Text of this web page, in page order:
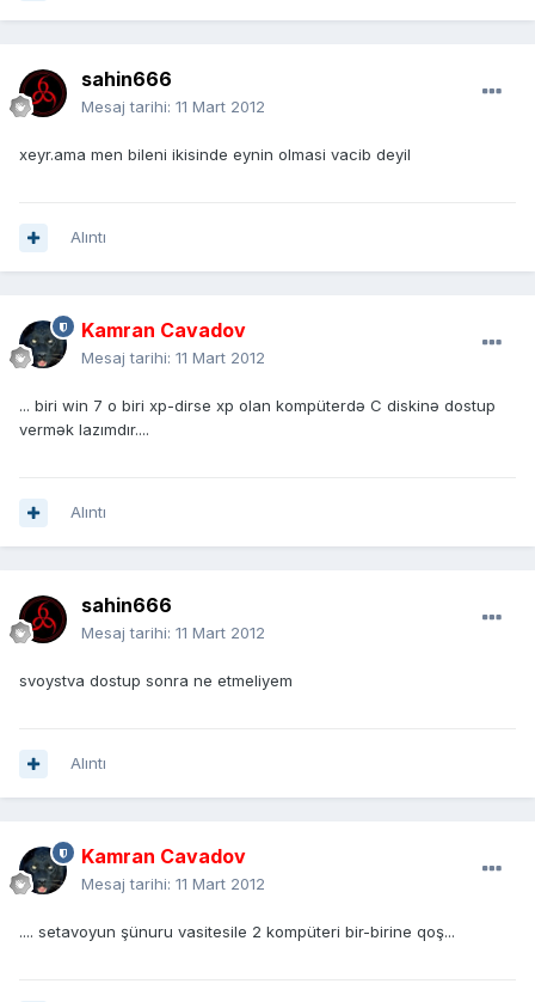
sahin666
Mesaj tarihi: 11 Mart 2012
xeyr.ama men bileni ikisinde eynin olmasi vacib deyil
Alıntı
Kamran Cavadov
Mesaj tarihi: 11 Mart 2012
... biri win 7 o biri xp-dirse xp olan kompüterdə C diskinə dostup
vermək lazımdır....
Alıntı
sahin666
Mesaj tarihi: 11 Mart 2012
svoystva dostup sonra ne etmeliyem
Alıntı
Kamran Cavadov
Mesaj tarihi: 11 Mart 2012
.... setavoyun şünuru vasitesile 2 kompüteri bir-birine qoş...